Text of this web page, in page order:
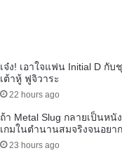
เจ๋ง! เอาใจแฟน Initial D กั
เต้าหู้ ฟูจิวาระ
22 hours ago
ถ้า Metal Slug กลายเป็นหนั
เกมในตำนานสมจริงจนอยา
23 hours ago